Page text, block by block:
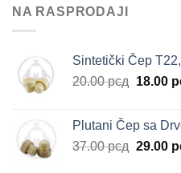
NA RASPRODAJI
Sintetički Čep
20.00рсд
bila:
20.00
18.00
Plutani Čep sa
37.00рсд 29.00